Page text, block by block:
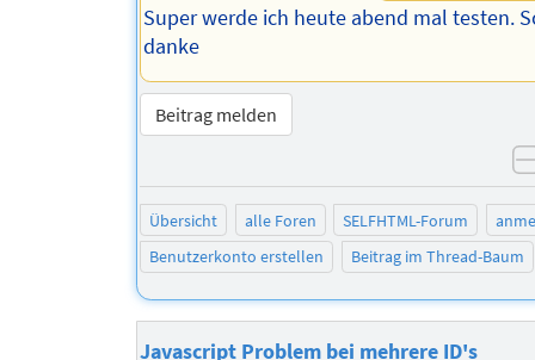
Super werde ich heute abend mal testen.
danke
Beitrag melden
Übersicht alle Foren SELFHTML-Forum
Benutzerkonto erstellen
Beitrag im Thread-Baum
Javascript Problem bei mehrere ID's